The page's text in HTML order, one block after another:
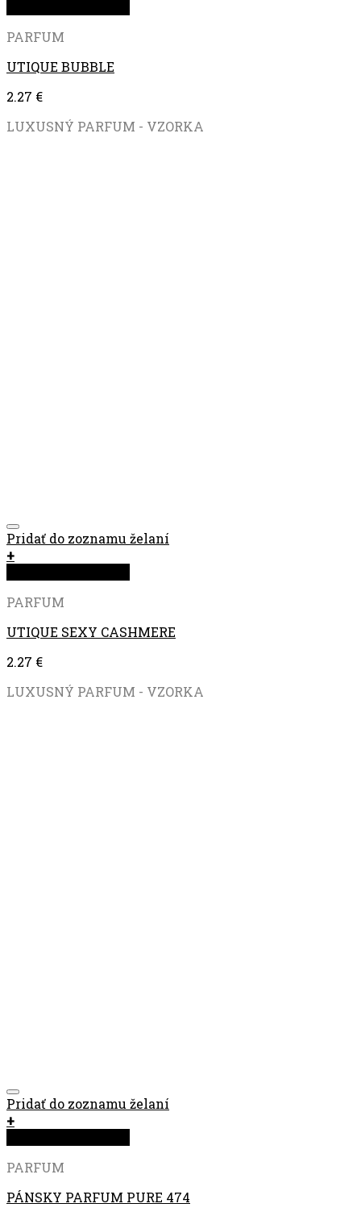
PARFUM
UTIQUE BUBBLE
2.27 €
LUXUSNÝ PARFUM - VZORKA
Pridať do zoznamu želaní
+
PARFUM
UTIQUE SEXY CASHMERE
2.27 €
LUXUSNÝ PARFUM - VZORKA
Pridať do zoznamu želaní
+
PARFUM
PÁNSKY PARFUM PURE 474